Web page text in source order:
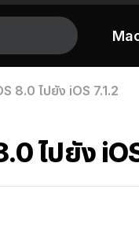
8.0 ไปยัง iOS 7.1.2
ไปยัง